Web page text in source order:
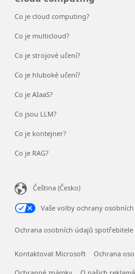
Co je cloud computing?
Co je multicloud?
Co je strojové učení?
Co je hluboké učení?
Co je AIaaS?
Co jsou LLM?
Co je kontejner?
Co je RAG?
Čeština (Česko)
Vaše volby ochrany
Ochrana osobních údajů
Kontaktovat Microsoft Ochrana